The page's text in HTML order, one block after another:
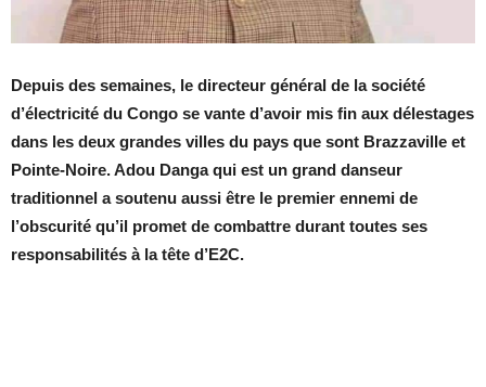
Depuis des semaines, le directeur général de la société
d’électricité du Congo se vante d’avoir mis fin aux délestages
dans les deux grandes villes du pays que sont Brazzaville et
Pointe-Noire. Adou Danga qui est un grand danseur
traditionnel a soutenu aussi être le premier ennemi de
l’obscurité qu’il promet de combattre durant toutes ses
responsabilités à la tête d’E2C.